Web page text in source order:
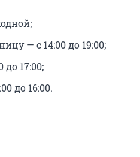
— с 14:00 до 19:00;
до 17:00;
до 16:00.